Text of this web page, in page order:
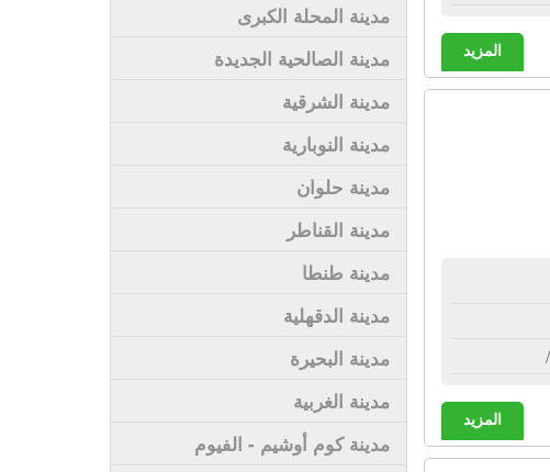
المزيد
المزيد
مدينة المحلة الكبرى
مدينة الصالحية الجديدة
مدينة الشرقية
مدينة النوبارية
مدينة حلوان
مدينة القناطر
مدينة طنطا
مدينة الدقهلية
مدينة البحيرة
مدينة الغربية
مدينة كوم أوشيم - الفيوم